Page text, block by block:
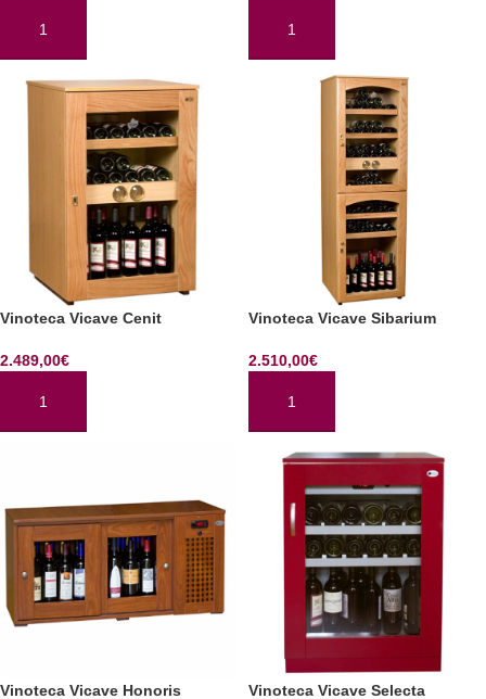
AÑADIR AL CARRITO AÑADIR AL CARRITO
Vinoteca Vicave Cenit
2.489,00€
AÑADIR AL CARRITO
Vinoteca Vicave Sibarium
2.510,00€
AÑADIR AL CARRITO
Vinoteca Vicave Honoris Vinoteca Vicave Selecta